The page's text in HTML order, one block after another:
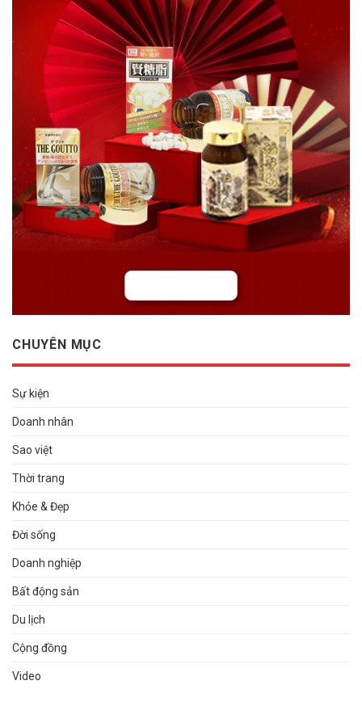
CHUYÊN MỤC
Sự kiện
Doanh nhân
Sao việt
Thời trang
Khỏe & Đẹp
Đời sống
Doanh nghiệp
Bất động sản
Du lịch
Cộng đồng
Video